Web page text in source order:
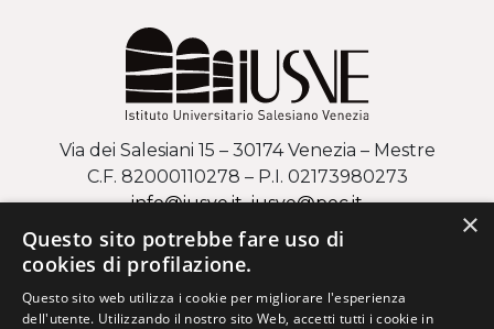
Via dei Salesiani 15 – 30174 Venezia – Mestre
C.F. 82000110278 – P.I. 02173980273
info@iusve.it iusve@pec.it
COME ARRIVARE AL CAMPUS DI MESTRE
Via Regaste San Zeno 17 – 37123 Verona
×
Questo sito potrebbe fare uso di
cookies di profilazione.
Questo sito web utilizza i cookie per migliorare l'esperienza
dell'utente. Utilizzando il nostro sito Web, accetti tutti i cookie in